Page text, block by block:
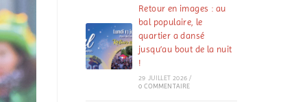
Retour en images : au
bal populaire, le
quartier a dansé
jusqu’au bout de la nuit
!
29 JUILLET 2026 /
0 COMMENTAIRE